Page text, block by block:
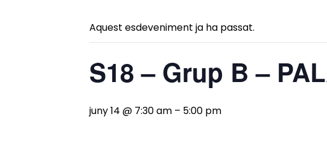
Aquest esdeveniment ja ha passat.
S18 – Grup B –
juny 14 @ 7:30 am – 5:00 pm